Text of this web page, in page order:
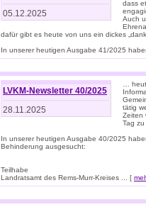
05.12.2025
dass
Auch
dafür gibt es heute von uns ein dickes
In unserer heutigen Ausgabe 41/2025
LVKM-Newsletter 40/2025
28.11.2025
…
tätig
Zeiten
Tag
In unserer heutigen Ausgabe 40/2025
Behinderung ausgesucht:
Teilhabe
Landratsamt des Rems-Murr-Kreises ... [